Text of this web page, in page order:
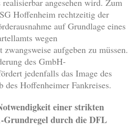
angesehen wird. Zum
Hoffenheim rechtzeitig der
auf Grundlage eines
wegen
aufgeben zu müssen.
des GmbH-
jedenfalls das Image des
des Hoffenheimer Fankreises.
einer strikten
Grundregel durch die DFL